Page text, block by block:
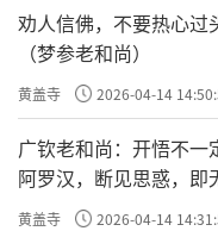
劝人信佛，不要热心过
（梦参老和尚）
黄盖寺 2026-04-14
广钦老和尚：开悟不一
阿罗汉，断见思惑，即
死
黄盖寺 2026-04-14